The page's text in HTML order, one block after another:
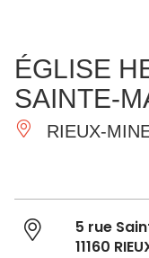
IMPRESCINDIBLES
ÉGLISE
SAINTE-
RIEUX-
5 rue
11160